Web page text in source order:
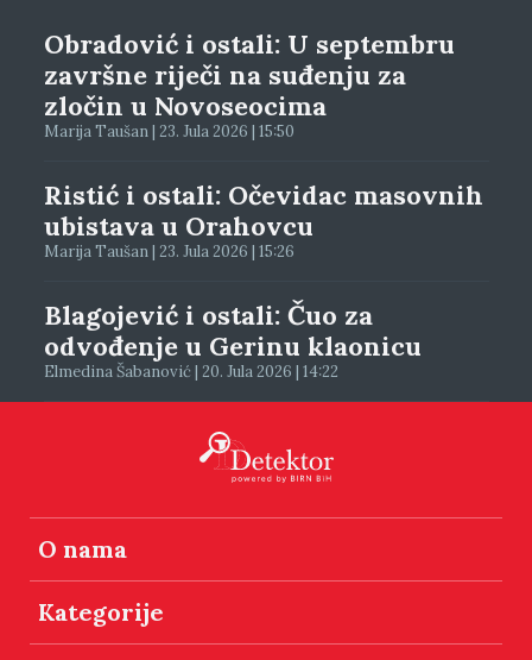
Obradović i ostali: U septembru
završne riječi na suđenju za
zločin u Novoseocima
Marija Taušan | 23. Jula 2026 | 15:50
Ristić i ostali: Očevidac masovnih
ubistava u Orahovcu
Marija Taušan | 23. Jula 2026 | 15:26
Blagojević i ostali: Čuo za
odvođenje u Gerinu klaonicu
Elmedina Šabanović | 20. Jula 2026 | 14:22
O nama
Kategorije